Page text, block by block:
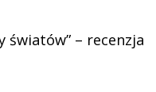
światów” – recenzja